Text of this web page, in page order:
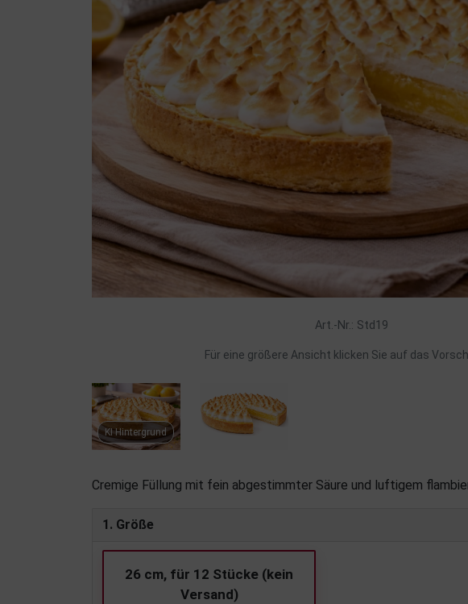
Art.-Nr.: Std19
Für eine größere Ansicht klicken Sie auf das
KI Hintergrund
Cremige Füllung mit fein abgestimmter Säure und luftigem
1. Größe
26 cm, für 12 Stücke (kein
Versand)